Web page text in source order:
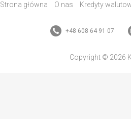
Strona główna O nas Kredyty
+48 608 64 91 07
Copyright © 2026